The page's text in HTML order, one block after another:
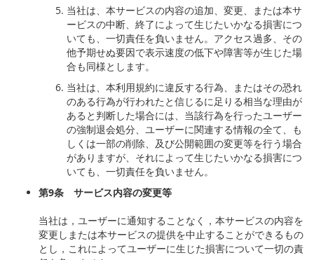
当社は、本サービスの内容の追加、変更、または本サ
ービスの中断、終了によって生じたいかなる損害につ
いても、一切責任を負いません。アクセス過多、その
他予期せぬ要因で表示速度の低下や障害等が生じた場
合も同様とします。
当社は、本利用規約に違反する行為、またはその恐れ
のある行為が行われたと信じるに足りる相当な理由が
あると判断した場合には、当該行為を行ったユーザー
の強制退会処分、ユーザーに関連する情報の全て、も
しくは一部の削除、及び公開範囲の変更等を行う場合
がありますが、それによって生じたいかなる損害につ
いても、一切責任を負いません。
第9条 サービス内容の変更等
当社は，ユーザーに通知することなく，本サービスの内容を
変更しまたは本サービスの提供を中止することができるもの
とし，これによってユーザーに生じた損害について一切の責